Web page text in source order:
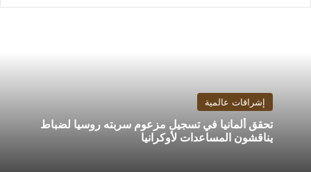
إشراقات عالمية
تحقق ألمانيا في تسجيل مزعوم سربته روسيا لضباط
يناقشون المساعدات لأوكرانيا